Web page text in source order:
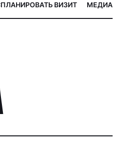
ВИЗИТ МЕДИА